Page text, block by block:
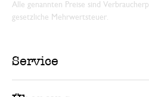
Alle genannten Preise sind
gesetzliche Mehrwertsteuer.
Service